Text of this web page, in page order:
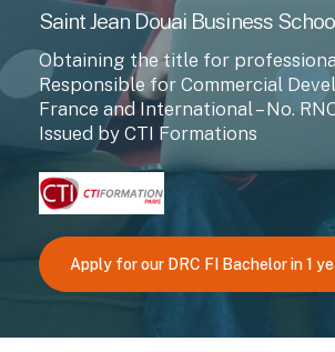
Saint Jean Douai Business
Obtaining the title for
Responsible for Commercial
France and International – No.
Issued by CTI Formations
Apply for our DRC FI Bachelor in 1